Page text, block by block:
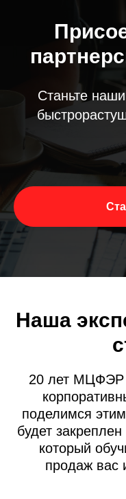
Станьте
Наша
20 лет МЦФЭР
поделимся
будет
который
продаж вас